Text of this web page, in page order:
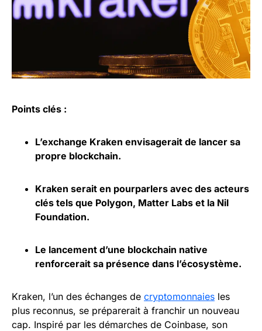
Points clés :
L’exchange Kraken envisagerait de lancer sa
propre blockchain.
Kraken serait en pourparlers avec des acteurs
clés tels que Polygon, Matter Labs et la Nil
Foundation.
Le lancement d’une blockchain native
renforcerait sa présence dans l’écosystème.
Kraken, l’un des échanges de cryptomonnaies les
plus reconnus, se préparerait à franchir un nouveau
cap. Inspiré par les démarches de Coinbase, son